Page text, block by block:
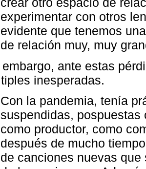
experimentar con otros
evidente que tenemos
de relación muy, muy
ante estas
inesperadas.
Con la pandemia, tenía
suspendidas,
como productor, como
después de mucho
de canciones nuevas